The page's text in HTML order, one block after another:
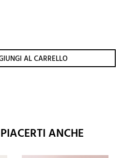
AL CARRELLO
ANCHE